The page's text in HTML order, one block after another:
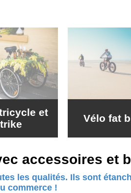
et
trike
Vélo fat
accessoires et
les qualités. Ils sont
commerce !